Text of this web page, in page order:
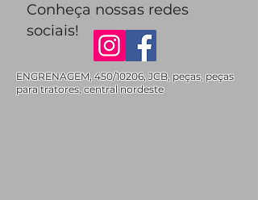
Conheça nossas redes
sociais!
ENGRENAGEM, 450/10206, JCB, peças, peças
para tratores, central nordeste